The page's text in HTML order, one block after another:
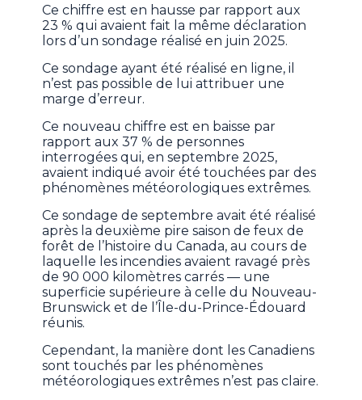
Ce chiffre est en hausse par rapport aux
23 % qui avaient fait la même déclaration
lors d’un sondage réalisé en juin 2025.
Ce sondage ayant été réalisé en ligne, il
n’est pas possible de lui attribuer une
marge d’erreur.
Ce nouveau chiffre est en baisse par
rapport aux 37 % de personnes
interrogées qui, en septembre 2025,
avaient indiqué avoir été touchées par des
phénomènes météorologiques extrêmes.
Ce sondage de septembre avait été réalisé
après la deuxième pire saison de feux de
forêt de l’histoire du Canada, au cours de
laquelle les incendies avaient ravagé près
de 90 000 kilomètres carrés — une
superficie supérieure à celle du Nouveau-
Brunswick et de l’Île-du-Prince-Édouard
réunis.
Cependant, la manière dont les Canadiens
sont touchés par les phénomènes
météorologiques extrêmes n’est pas claire.